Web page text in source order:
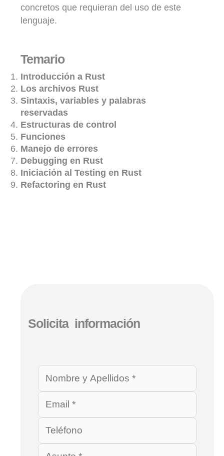
concretos que requieran del uso de este
lenguaje.
Temario
Introducción a Rust
Los archivos Rust
Sintaxis, variables y palabras
reservadas
Estructuras de control
Funciones
Manejo de errores
Debugging en Rust
Iniciación al Testing en Rust
Refactoring en Rust
Solicita información